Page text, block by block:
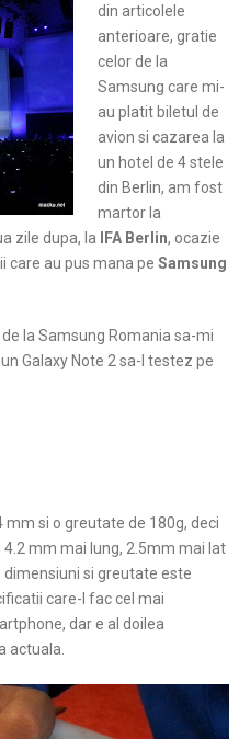
din articolele
anterioare, gratie
celor de la
Samsung care mi-
au platit biletul de
avion si cazarea la
un hotel de 4 stele
din Berlin, am fost
martor la
zile dupa, la IFA Berlin, ocazie
care au pus mana pe Samsung
la Samsung Romania sa-mi
Galaxy Note 2 sa-l testez pe
mm si o greutate de 180g, deci
mm mai lung, 2.5mm mai lat
si greutate este
care-l fac cel mai
dar e al doilea
actuala.